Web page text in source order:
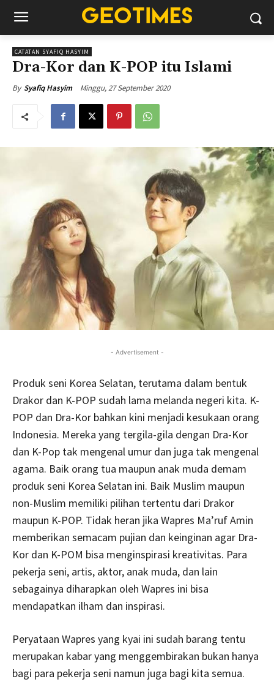
CATATAN SYAFIQ HASYIM
Dra-Kor dan K-POP itu Islami
By Syafiq Hasyim Minggu, 27 September 2020
- Advertisement -
Produk seni Korea Selatan, terutama dalam bentuk
Drakor dan K-POP sudah lama melanda negeri kita. K-
POP dan Dra-Kor bahkan kini menjadi kesukaan orang
Indonesia. Mereka yang tergila-gila dengan Dra-Kor
dan K-Pop tak mengenal umur dan juga tak mengenal
agama. Baik orang tua maupun anak muda demam
produk seni Korea Selatan ini. Baik Muslim maupun
non-Muslim memiliki pilihan tertentu dari Drakor
maupun K-POP. Tidak heran jika Wapres Ma’ruf Amin
memberikan semacam pujian dan keinginan agar Dra-
Kor dan K-POM bisa menginspirasi kreativitas. Para
pekerja seni, artis, aktor, anak muda, dan lain
sebagainya diharapkan oleh Wapres ini bisa
mendapatkan ilham dan inspirasi.
Peryataan Wapres yang kyai ini sudah barang tentu
merupakan kabar yang menggembirakan bukan hanya
bagi para pekerja seni namun juga bagi kita semua.